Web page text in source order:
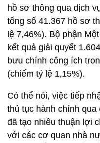
hồ sơ thông qua dịch
tổng số 41.367 hồ sơ
lệ 7,46%). Bộ phận
kết quả giải quyết
bưu chính công ích
(chiếm tỷ lệ 1,15%).
Có thể nói, việc tiếp
thủ tục hành chính
đã tạo nhiều thuận lợi
với các cơ quan nhà